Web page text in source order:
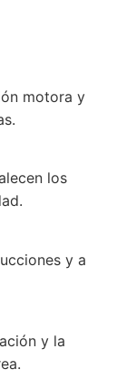
motora y
los
y a
y la